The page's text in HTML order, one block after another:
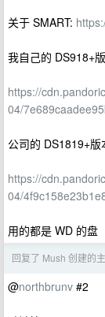
关于 SMART:
我自己的 DS918+
https://
04/
公司的 DS1819+
https://
04/
用的都是 WD 的盘
回复了 Mush 创建的
@northbrunv #2